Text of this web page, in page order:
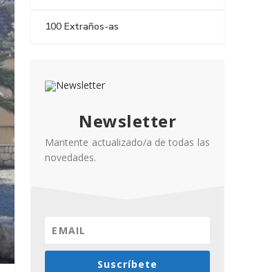
100 Extraños-as
Newsletter
Mantente actualizado/a de todas las
novedades.
Suscríbete